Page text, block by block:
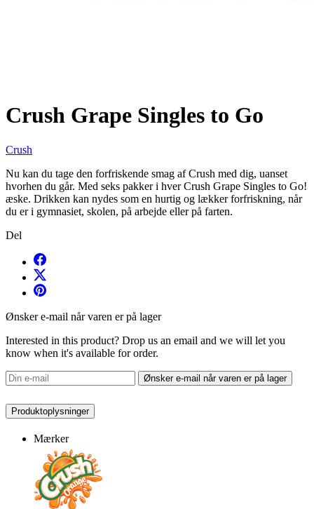
Crush Grape Singles to Go
Crush
Nu kan du tage den forfriskende smag af Crush med dig, uanset
hvorhen du går. Med seks pakker i hver Crush Grape Singles to Go!
æske. Drikken kan nydes som en hurtig og lækker forfriskning, når
du er i gymnasiet, skolen, på arbejde eller på farten.
Del
Ønsker e-mail når varen er på lager
Interested in this product? Drop us an email and we will let you
know when it's available for order.
Ønsker e-mail når varen er på lager
Produktoplysninger
Mærker